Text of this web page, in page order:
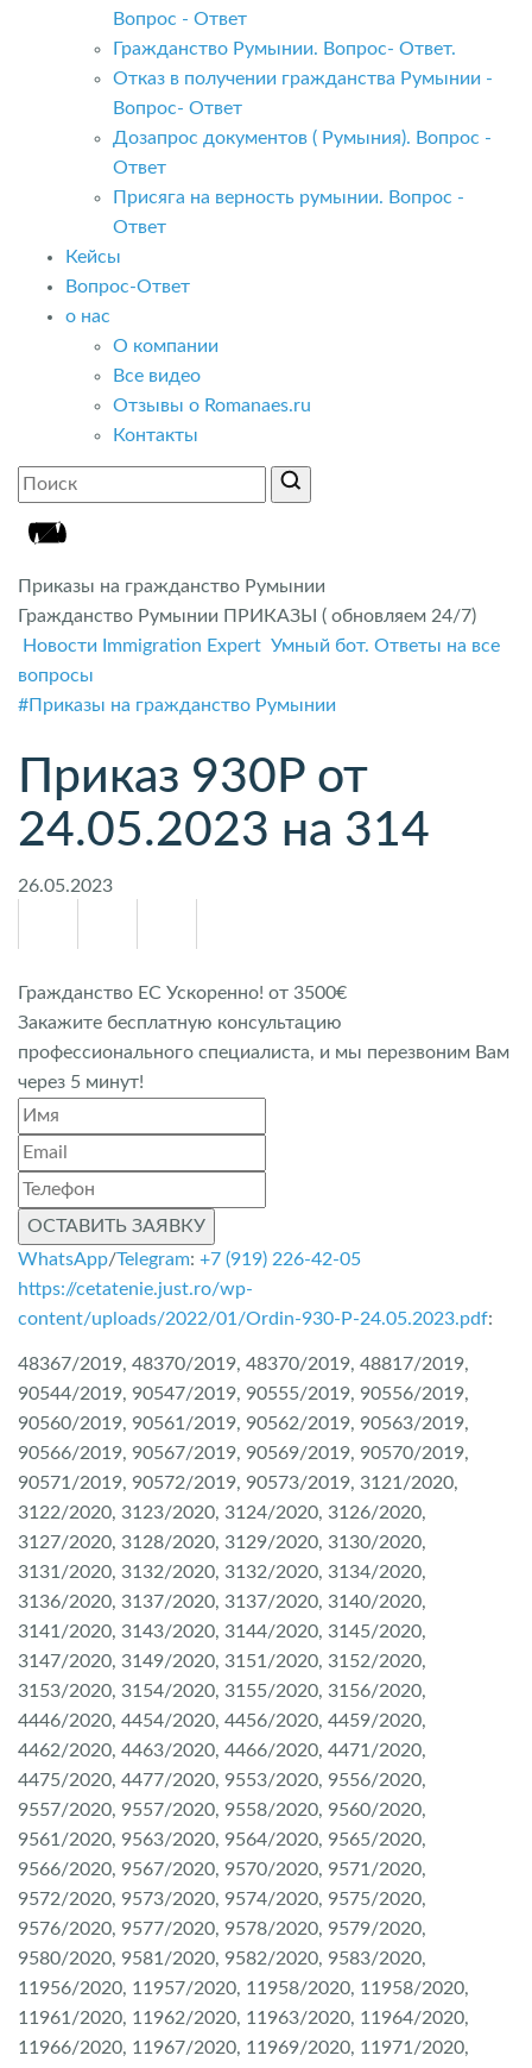
Вопрос - Ответ
Гражданство Румынии. Вопрос- Ответ.
Отказ в получении гражданства Румынии -
Вопрос- Ответ
Дозапрос документов ( Румыния). Вопрос -
Ответ
Присяга на верность румынии. Вопрос -
Ответ
Кейсы
Вопрос-Ответ
о нас
О компании
Все видео
Отзывы о Romanaes.ru
Контакты
Приказы на гражданство Румынии
Гражданство Румынии ПРИКАЗЫ ( обновляем 24/7)
Новости Immigration Expert Умный бот. Ответы на все
вопросы
#Приказы на гражданство Румынии
Приказ 930P от
24.05.2023 на 314
26.05.2023
Гражданство ЕС Ускоренно! от 3500€
Закажите бесплатную консультацию
профессионального специалиста, и мы перезвоним Вам
через 5 минут!
ОСТАВИТЬ ЗАЯВКУ
WhatsApp/Telegram: +7 (919) 226-42-05
https://cetatenie.just.ro/wp-
content/uploads/2022/01/Ordin-930-P-24.05.2023.pdf:
48367/2019, 48370/2019, 48370/2019, 48817/2019,
90544/2019, 90547/2019, 90555/2019, 90556/2019,
90560/2019, 90561/2019, 90562/2019, 90563/2019,
90566/2019, 90567/2019, 90569/2019, 90570/2019,
90571/2019, 90572/2019, 90573/2019, 3121/2020,
3122/2020, 3123/2020, 3124/2020, 3126/2020,
3127/2020, 3128/2020, 3129/2020, 3130/2020,
3131/2020, 3132/2020, 3132/2020, 3134/2020,
3136/2020, 3137/2020, 3137/2020, 3140/2020,
3141/2020, 3143/2020, 3144/2020, 3145/2020,
3147/2020, 3149/2020, 3151/2020, 3152/2020,
3153/2020, 3154/2020, 3155/2020, 3156/2020,
4446/2020, 4454/2020, 4456/2020, 4459/2020,
4462/2020, 4463/2020, 4466/2020, 4471/2020,
4475/2020, 4477/2020, 9553/2020, 9556/2020,
9557/2020, 9557/2020, 9558/2020, 9560/2020,
9561/2020, 9563/2020, 9564/2020, 9565/2020,
9566/2020, 9567/2020, 9570/2020, 9571/2020,
9572/2020, 9573/2020, 9574/2020, 9575/2020,
9576/2020, 9577/2020, 9578/2020, 9579/2020,
9580/2020, 9581/2020, 9582/2020, 9583/2020,
11956/2020, 11957/2020, 11958/2020, 11958/2020,
11961/2020, 11962/2020, 11963/2020, 11964/2020,
11966/2020, 11967/2020, 11969/2020, 11971/2020,